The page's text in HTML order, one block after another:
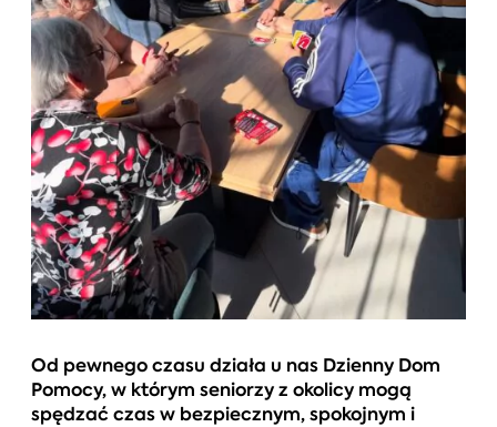
Od pewnego czasu działa u nas Dzienny Dom
Pomocy, w którym seniorzy z okolicy mogą
spędzać czas w bezpiecznym, spokojnym i